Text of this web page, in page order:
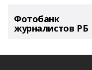
Фотобанк
журналистов РБ